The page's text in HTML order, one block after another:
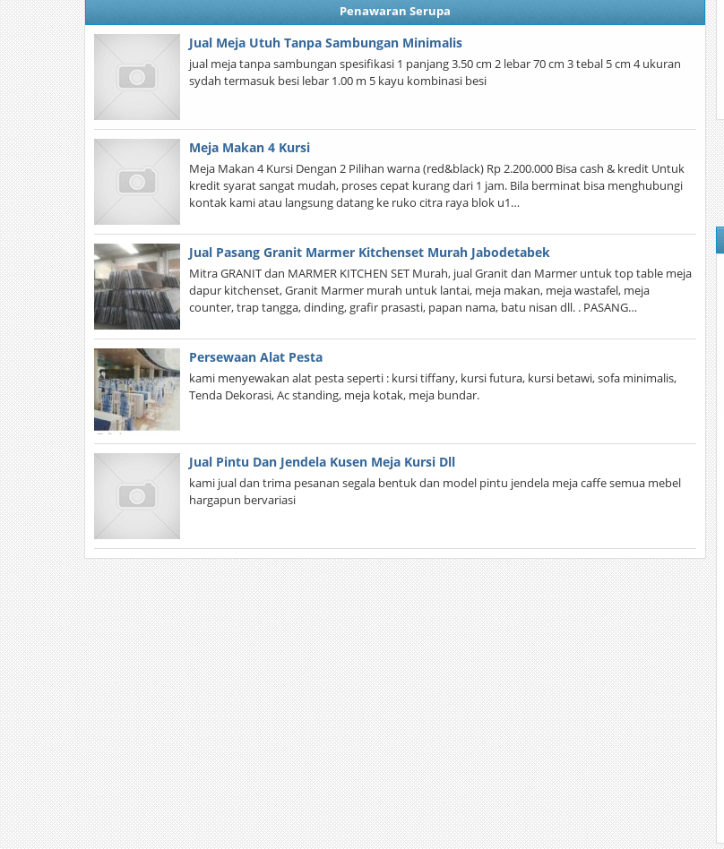
Penawaran Serupa
Jual Meja Utuh Tanpa Sambungan Minimalis
jual meja tanpa sambungan spesifikasi 1 panjang 3.50 cm 2 lebar 70 cm 3 tebal 5 cm 4 ukuran
sydah termasuk besi lebar 1.00 m 5 kayu kombinasi besi
Meja Makan 4 Kursi
Meja Makan 4 Kursi Dengan 2 Pilihan warna (red&black) Rp 2.200.000 Bisa cash & kredit Untuk
kredit syarat sangat mudah, proses cepat kurang dari 1 jam. Bila berminat bisa menghubungi
kontak kami atau langsung datang ke ruko citra raya blok u1…
Jual Pasang Granit Marmer Kitchenset Murah Jabodetabek
Mitra GRANIT dan MARMER KITCHEN SET Murah, jual Granit dan Marmer untuk top table meja
dapur kitchenset, Granit Marmer murah untuk lantai, meja makan, meja wastafel, meja
counter, trap tangga, dinding, grafir prasasti, papan nama, batu nisan dll. . PASANG…
Persewaan Alat Pesta
kami menyewakan alat pesta seperti : kursi tiffany, kursi futura, kursi betawi, sofa minimalis,
Tenda Dekorasi, Ac standing, meja kotak, meja bundar.
Jual Pintu Dan Jendela Kusen Meja Kursi Dll
kami jual dan trima pesanan segala bentuk dan model pintu jendela meja caffe semua mebel
hargapun bervariasi